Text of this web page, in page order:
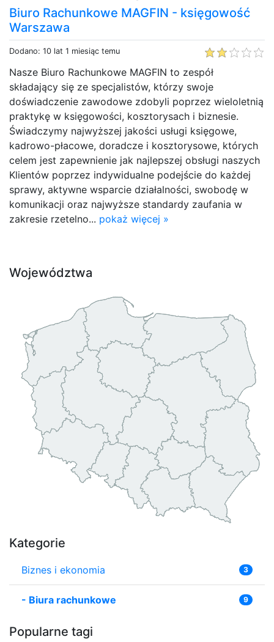
Biuro Rachunkowe MAGFIN - księgowość
Warszawa
Dodano: 10 lat 1 miesiąc temu
Nasze Biuro Rachunkowe MAGFIN to zespół
składający się ze specjalistów, którzy swoje
doświadczenie zawodowe zdobyli poprzez wieloletnią
praktykę w księgowości, kosztorysach i biznesie.
Świadczymy najwyższej jakości usługi księgowe,
kadrowo-płacowe, doradcze i kosztorysowe, których
celem jest zapewnienie jak najlepszej obsługi naszych
Klientów poprzez indywidualne podejście do każdej
sprawy, aktywne wsparcie działalności, swobodę w
komunikacji oraz najwyższe standardy zaufania w
zakresie rzetelno... pokaż więcej »
Województwa
Kategorie
Biznes i ekonomia 3
- Biura rachunkowe 9
Popularne tagi